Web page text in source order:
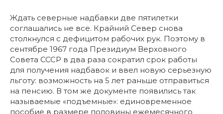
Ждать северные надбавки две пятилетки
соглашались не все. Крайний Север снова
столкнулся с дефицитом рабочих рук. Поэтому в
сентябре 1967 года Президиум Верховного
Совета СССР в два раза сократил срок работы
для получения надбавок и ввел новую серьезную
льготу: возможность на 5 лет раньше отправиться
на пенсию. В том же документе появились так
называемые «подъемные»: единовременное
пособие в размере половины ежемесячного